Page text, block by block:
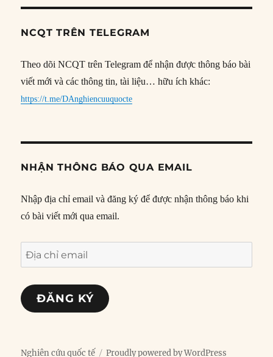
NCQT TRÊN TELEGRAM
Theo dõi NCQT trên Telegram để nhận được thông báo bài
viết mới và các thông tin, tài liệu… hữu ích khác:
https://t.me/DAnghiencuuquocte
NHẬN THÔNG BÁO QUA EMAIL
Nhập địa chỉ email và đăng ký để được nhận thông báo khi
có bài viết mới qua email.
Địa
chỉ
email
ĐĂNG KÝ
Nghiên cứu quốc tế Proudly powered by WordPress